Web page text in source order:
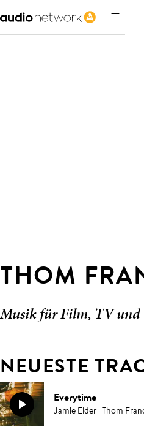
THOM
Musik für Film, TV und
NEUESTE
Everytime
Jamie Elder | Thom